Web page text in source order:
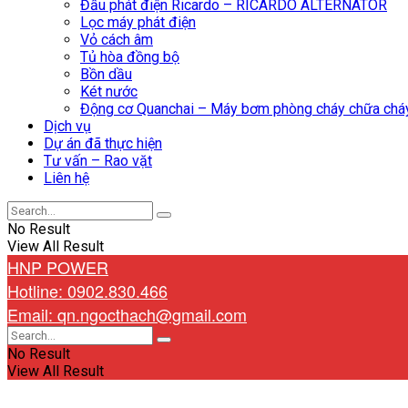
Đầu phát điện Ricardo – RICARDO ALTERNATOR
Lọc máy phát điện
Vỏ cách âm
Tủ hòa đồng bộ
Bồn dầu
Két nước
Động cơ Quanchai – Máy bơm phòng cháy chữa
Dịch vụ
Dự án đã thực hiện
Tư vấn – Rao vặt
Liên hệ
No Result
View All Result
HNP POWER
Hotline: 0902.830.466
Email: qn.ngocthach@gmail.com
No Result
View All Result